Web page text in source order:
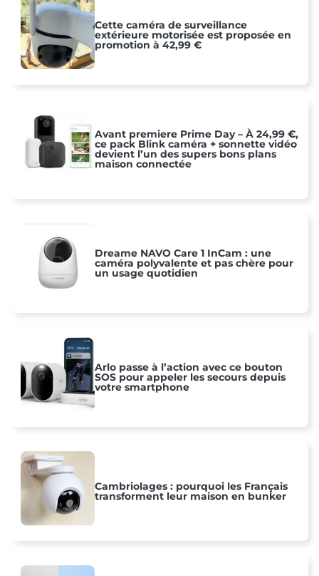
Cette caméra de surveillance
extérieure motorisée est proposée en
promotion à 42,99 €
Avant premiere Prime Day – À 24,99 €,
ce pack Blink caméra + sonnette vidéo
devient l’un des supers bons plans
maison connectée
Dreame NAVO Care 1 InCam : une
caméra polyvalente et pas chère pour
un usage quotidien
Arlo passe à l’action avec ce bouton
SOS pour appeler les secours depuis
votre smartphone
Cambriolages : pourquoi les Français
transforment leur maison en bunker